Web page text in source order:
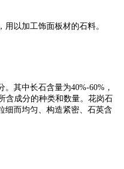
以加工饰面板材的石料。
其中长石含量为40%-60%，
含成分的种类和数量。花岗石
细而均匀、构造紧密、石英含